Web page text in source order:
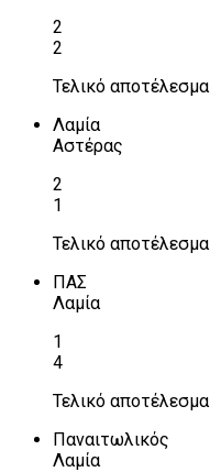
2
2
Τελικό αποτέλεσμα
Λαμία
Αστέρας
2
1
Τελικό αποτέλεσμα
ΠΑΣ
Λαμία
1
4
Τελικό αποτέλεσμα
Παναιτωλικός
Λαμία